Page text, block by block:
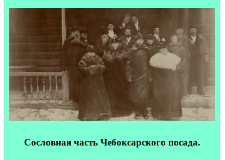
Сословная часть Чебоксарского посада.